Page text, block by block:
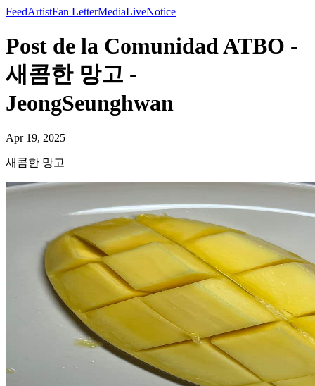
FeedArtistFan LetterMediaLiveNotice
Post de la Comunidad ATBO -
새콤한 망고 -
JeongSeunghwan
Apr 19, 2025
새콤한 망고